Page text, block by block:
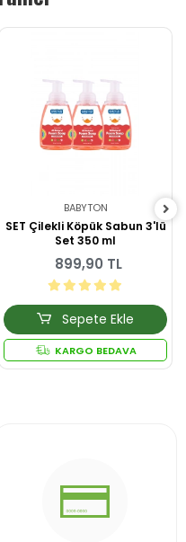
BABYTON
SET Çilekli Köpük Sabun 3'lü
Set 350 ml
899,90 TL
Sepete Ekle
KARGO BEDAVA